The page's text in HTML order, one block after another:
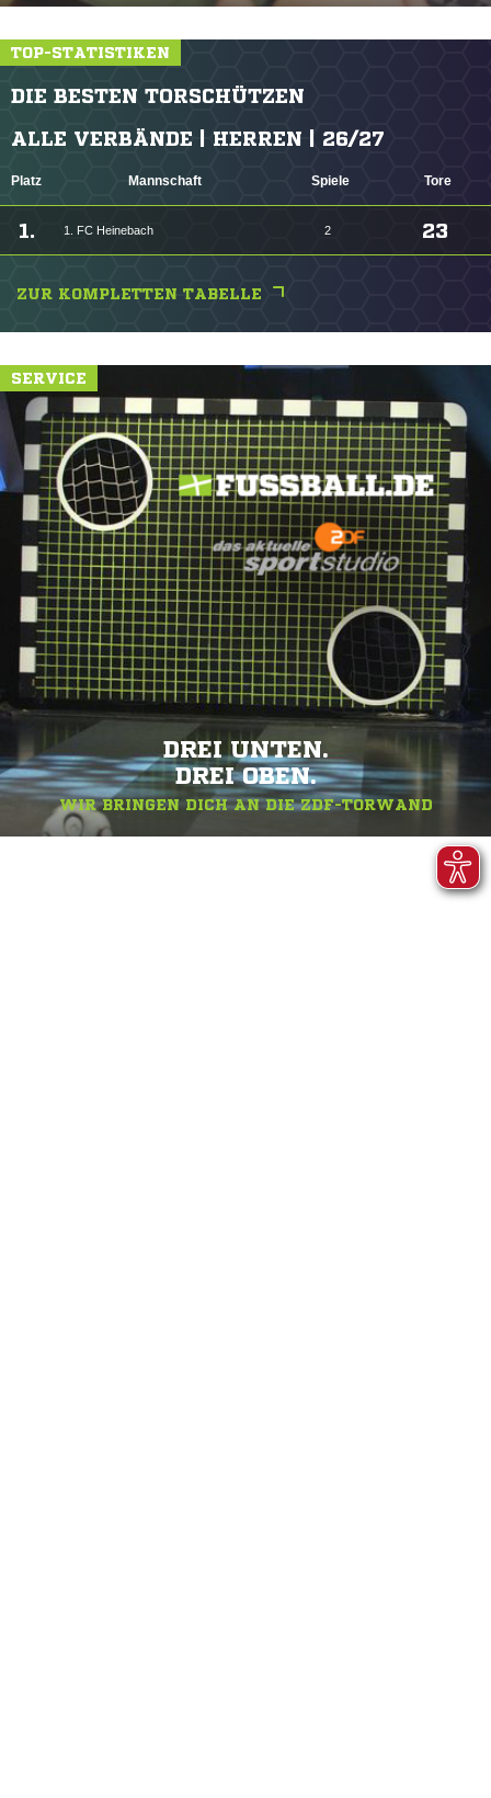
TOP-STATISTIKEN
DIE BESTEN TORSCHÜTZEN
ALLE VERBÄNDE | HERREN | 26/27
Platz Mannschaft Spiele Tore
1. 1. FC Heinebach 2 23
ZUR KOMPLETTEN TABELLE
SERVICE
DREI UNTEN.
DREI OBEN.
WIR BRINGEN DICH AN DIE ZDF-TORWAND